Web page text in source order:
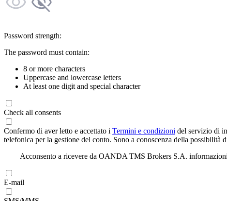
Password strength:
The password must contain:
8 or more characters
Uppercase and lowercase letters
At least one digit and special character
Check all consents
Confermo di aver letto e accettato i Termini e condizioni del servizio di
telefonica per la gestione del conto. Sono a conoscenza della
Acconsento a ricevere da OANDA TMS Brokers S.A.
E-mail